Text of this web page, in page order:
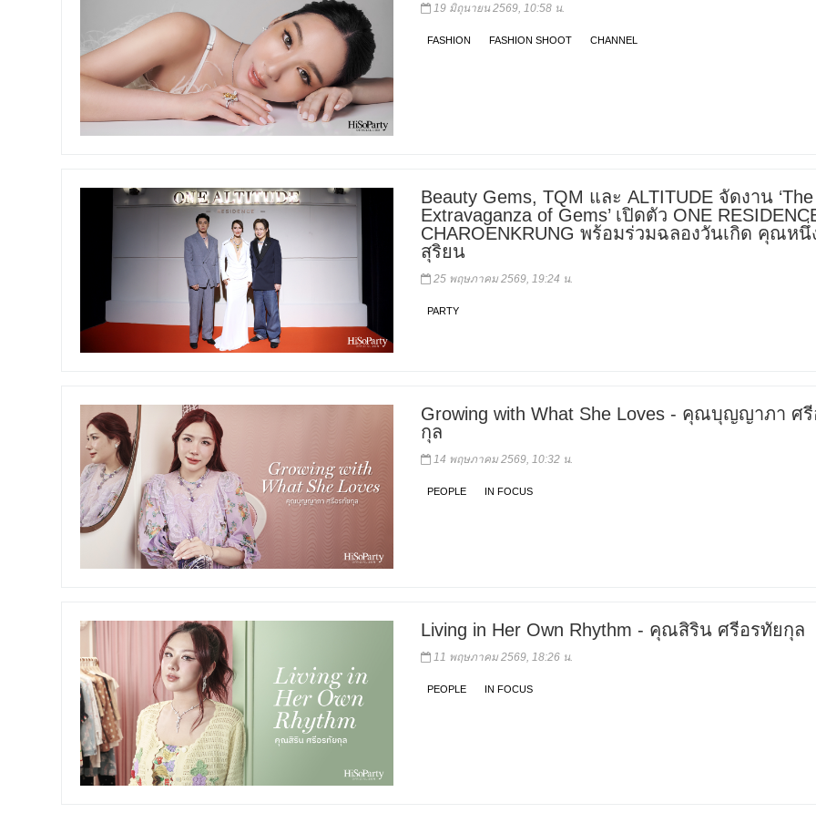
19 มิถุนายน 2569, 10:58 น.
FASHION FASHION SHOOT CHANNEL
Beauty Gems, TQM และ ALTITUDE จัดงาน ‘The
Extravaganza of Gems’ เปิดตัว ONE
CHAROENKRUNG พร้อมร่วมฉลองวันเกิด คุณหนึ่
สุริยน
25 พฤษภาคม 2569, 19:24 น.
PARTY
Growing with What She Loves - คุณบุญญาภา ศ
กุล
14 พฤษภาคม 2569, 10:32 น.
PEOPLE IN FOCUS
Living in Her Own Rhythm - คุณสิริน ศรีอรทัยกุล
11 พฤษภาคม 2569, 18:26 น.
PEOPLE IN FOCUS